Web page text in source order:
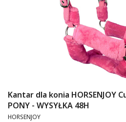
Kantar dla konia HORSENJOY
PONY - WYSYŁKA 48H
PRODUCENT
HORSENJOY